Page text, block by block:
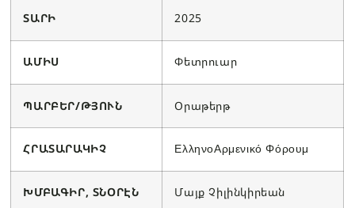
ՏԱՐԻ 2025
ԱՄԻՍ Փետրուար
ՊԱՐԲԵՐ/ԹՅՈՒՆ Օրաթերթ
ՀՐԱՏԱՐԱԿԻՉ ΕλληνοΑρμενικό Φόρουμ
ԽՄԲԱԳԻՐ, ՏՆՕՐԷՆ Մայք Չիլինկիրեան